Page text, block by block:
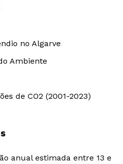
no Algarve
Ambiente
de CO2 (2001-2023)
anual estimada entre 13 e